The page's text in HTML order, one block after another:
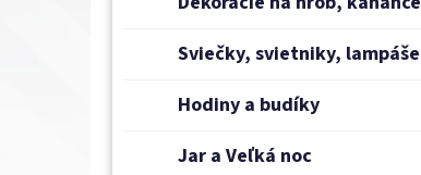
Sviečky, svietniky, lampáše
Hodiny a budíky
Jar a Veľká noc